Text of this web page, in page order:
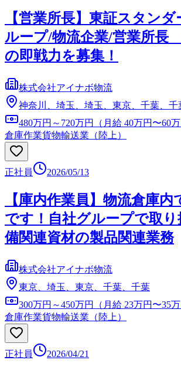
【営業所長】東証スタン
ループ/物流企業/営業所
の即戦力を募集！
株式会社アイナボ物流
神奈川、埼玉、埼玉、東京、千葉、千
480万円～720万円（月給 40万円〜60万
倉庫作業貨物輸送業（陸上）
正社員 2026/05/13
【庫内作業員】物流倉庫
です！自社グループで取
備関連資材の製品関連業務
株式会社アイナボ物流
東京、埼玉、東京、千葉、千葉
300万円～450万円（月給 23万円〜35万
倉庫作業貨物輸送業（陸上）
正社員 2026/04/21